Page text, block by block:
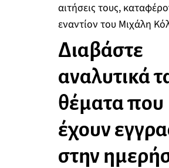
αιτήσεις τους,
εναντίον του Μιχάλη
Διαβάστε
αναλυτικά
θέματα που
έχουν
στην